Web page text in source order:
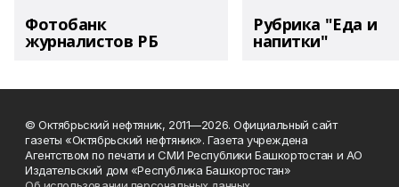
Фотобанк
журналистов РБ
Рубрика "Еда и
напитки"
© Октябрьский нефтяник, 2011—2026. Официальный сайт
газеты «Октябрьский нефтяник». Газета учреждена
Агентством по печати и СМИ Республики Башкортостан и АО
Издательский дом «Республика Башкортостан»